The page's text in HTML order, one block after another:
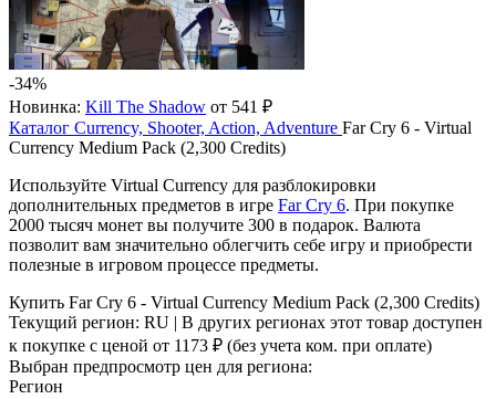
-34%
Новинка: Kill The Shadow от 541 ₽
Каталог Currency, Shooter, Action, Adventure Far Cry 6 - Virtual
Currency Medium Pack (2,300 Credits)
Используйте Virtual Currency для разблокировки
дополнительных предметов в игре Far Cry 6. При покупке
2000 тысяч монет вы получите 300 в подарок. Валюта
позволит вам значительно облегчить себе игру и приобрести
полезные в игровом процессе предметы.
Купить Far Cry 6 - Virtual Currency Medium Pack (2,300 Credits)
Текущий регион: RU | В других регионах этот товар доступен
к покупке с ценой от 1173 ₽ (без учета ком. при оплате)
Выбран предпросмотр цен для региона:
Регион